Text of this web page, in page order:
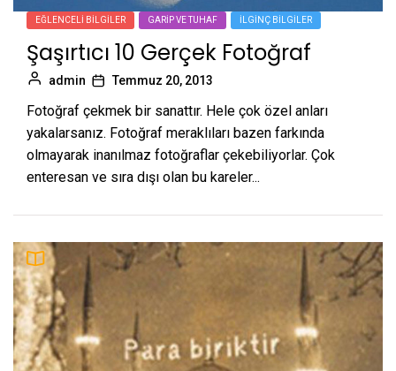
EĞLENCELI BILGILER GARIP VE TUHAF İLGINÇ BILGILER
Şaşırtıcı 10 Gerçek Fotoğraf
admin Temmuz 20, 2013
Fotoğraf çekmek bir sanattır. Hele çok özel anları
yakalarsanız. Fotoğraf meraklıları bazen farkında
olmayarak inanılmaz fotoğraflar çekebiliyorlar. Çok
enteresan ve sıra dışı olan bu kareler...